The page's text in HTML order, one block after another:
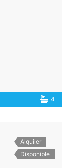
4
Alquiler
Disponible